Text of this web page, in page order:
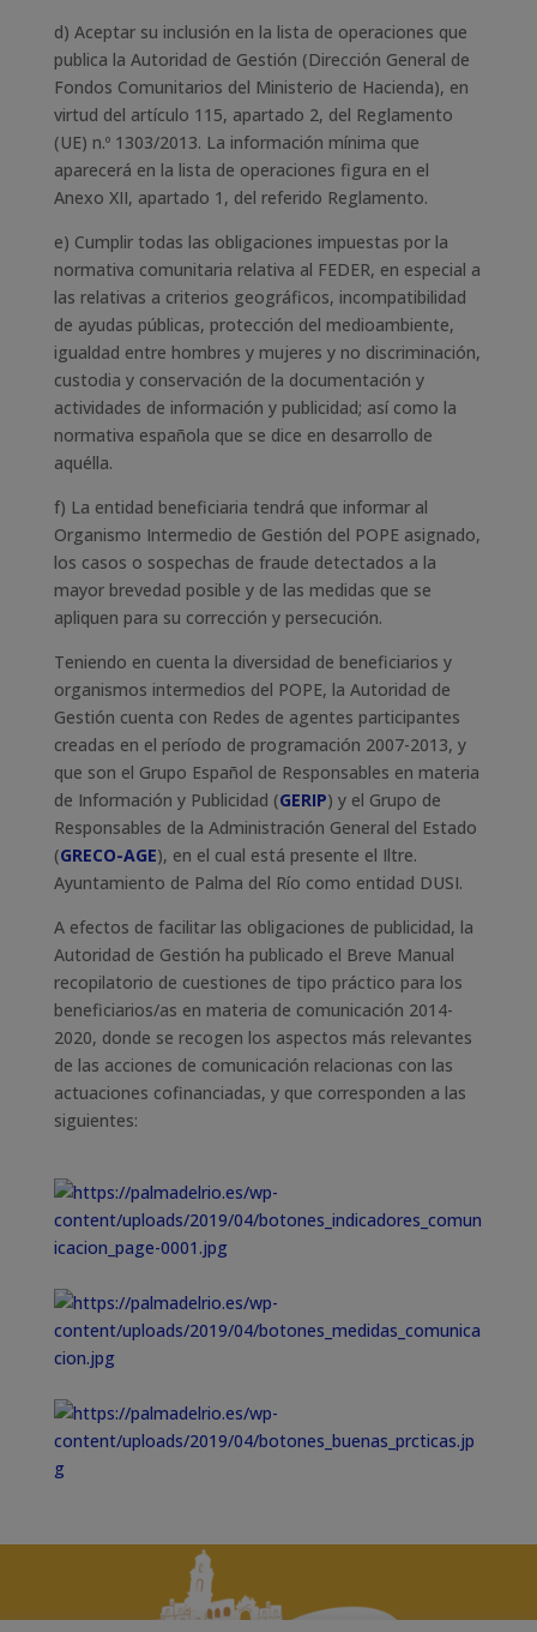
d) Aceptar su inclusión en la lista de operaciones que
publica la Autoridad de Gestión (Dirección General de
Fondos Comunitarios del Ministerio de Hacienda), en
virtud del artículo 115, apartado 2, del Reglamento
(UE) n.º 1303/2013. La información mínima que
aparecerá en la lista de operaciones figura en el
Anexo XII, apartado 1, del referido Reglamento.
e) Cumplir todas las obligaciones impuestas por la
normativa comunitaria relativa al FEDER, en especial a
las relativas a criterios geográficos, incompatibilidad
de ayudas públicas, protección del medioambiente,
igualdad entre hombres y mujeres y no discriminación,
custodia y conservación de la documentación y
actividades de información y publicidad; así como la
normativa española que se dice en desarrollo de
aquélla.
f) La entidad beneficiaria tendrá que informar al
Organismo Intermedio de Gestión del POPE asignado,
los casos o sospechas de fraude detectados a la
mayor brevedad posible y de las medidas que se
apliquen para su corrección y persecución.
Teniendo en cuenta la diversidad de beneficiarios y
organismos intermedios del POPE, la Autoridad de
Gestión cuenta con Redes de agentes participantes
creadas en el período de programación 2007-2013, y
que son el Grupo Español de Responsables en materia
de Información y Publicidad (GERIP) y el Grupo de
Responsables de la Administración General del Estado
(GRECO-AGE), en el cual está presente el Iltre.
Ayuntamiento de Palma del Río como entidad DUSI.
A efectos de facilitar las obligaciones de publicidad, la
Autoridad de Gestión ha publicado el Breve Manual
recopilatorio de cuestiones de tipo práctico para los
beneficiarios/as en materia de comunicación 2014-
2020, donde se recogen los aspectos más relevantes
de las acciones de comunicación relacionas con las
actuaciones cofinanciadas, y que corresponden a las
siguientes: